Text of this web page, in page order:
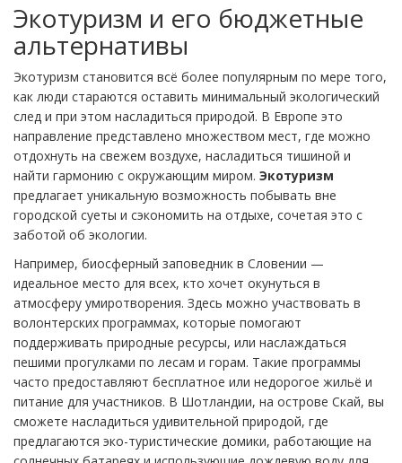
Экотуризм и его бюджетные
альтернативы
Экотуризм становится всё более популярным по мере того,
как люди стараются оставить минимальный экологический
след и при этом насладиться природой. В Европе это
направление представлено множеством мест, где можно
отдохнуть на свежем воздухе, насладиться тишиной и
найти гармонию с окружающим миром. Экотуризм
предлагает уникальную возможность побывать вне
городской суеты и сэкономить на отдыхе, сочетая это с
заботой об экологии.
Например, биосферный заповедник в Словении —
идеальное место для всех, кто хочет окунуться в
атмосферу умиротворения. Здесь можно участвовать в
волонтерских программах, которые помогают
поддерживать природные ресурсы, или наслаждаться
пешими прогулками по лесам и горам. Такие программы
часто предоставляют бесплатное или недорогое жильё и
питание для участников. В Шотландии, на острове Скай, вы
сможете насладиться удивительной природой, где
предлагаются эко-туристические домики, работающие на